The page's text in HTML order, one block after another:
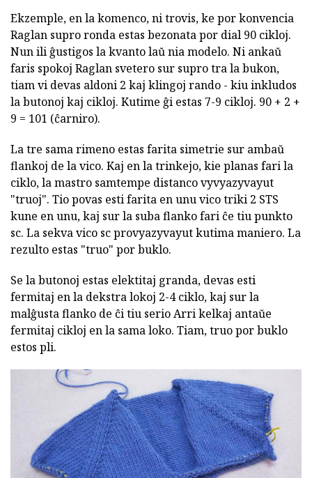
Ekzemple, en la komenco, ni trovis, ke por konvencia
Raglan supro ronda estas bezonata por dial 90 cikloj.
Nun ili ĝustigos la kvanto laŭ nia modelo. Ni ankaŭ
faris spokoj Raglan svetero sur supro tra la bukon,
tiam vi devas aldoni 2 kaj klingoj rando - kiu inkludos
la butonoj kaj cikloj. Kutime ĝi estas 7-9 cikloj. 90 + 2 +
9 = 101 (ĉarniro).
La tre sama rimeno estas farita simetrie sur ambaŭ
flankoj de la vico. Kaj en la trinkejo, kie planas fari la
ciklo, la mastro samtempe distanco vyvyazyvayut
"truoj". Tio povas esti farita en unu vico triki 2 STS
kune en unu, kaj sur la suba flanko fari ĉe tiu punkto
sc. La sekva vico sc provyazyvayut kutima maniero. La
rezulto estas "truo" por buklo.
Se la butonoj estas elektitaj granda, devas esti
fermitaj en la dekstra lokoj 2-4 ciklo, kaj sur la
malĝusta flanko de ĉi tiu serio Arri kelkaj antaŭe
fermitaj cikloj en la sama loko. Tiam, truo por buklo
estos pli.